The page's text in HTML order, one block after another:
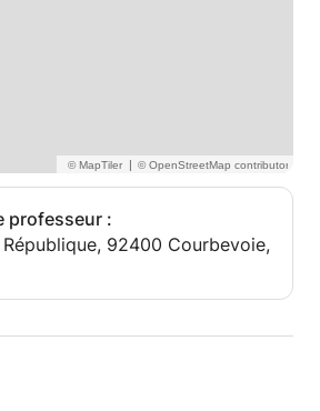
vous proposer.
|
professeur :
92400 Courbevoie,